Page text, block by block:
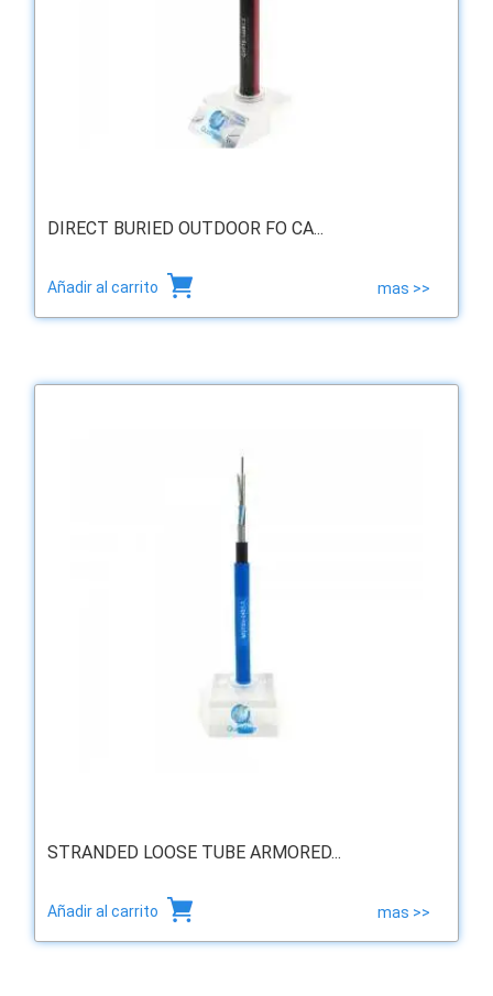
DIRECT BURIED OUTDOOR FO CA...
Añadir al carrito mas >>
STRANDED LOOSE TUBE ARMORED...
Añadir al carrito mas >>